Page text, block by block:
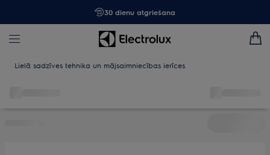
30 dienu atgriešana
Lielā sadzīves tehnika un mājsaimniecības ierīces